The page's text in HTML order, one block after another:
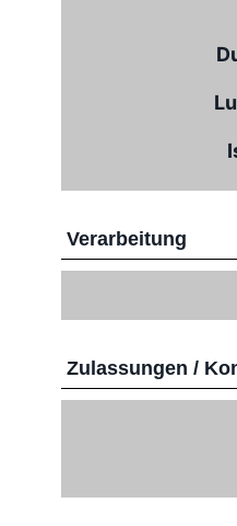
Verarbeitung
Zulassungen /